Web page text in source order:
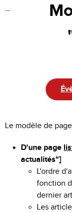
Le modèle de
D'une page
actualités"]
L'ordre
fonction
dernier
Les